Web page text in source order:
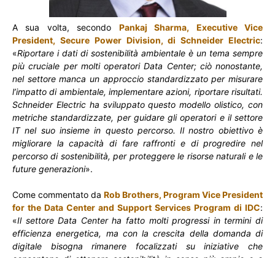
A sua volta, secondo Pankaj Sharma, Executive Vice
President, Secure Power Division, di Schneider Electric:
«Riportare i dati di sostenibilità ambientale è un tema sempre
più cruciale per molti operatori Data Center; ciò nonostante,
nel settore manca un approccio standardizzato per misurare
l’impatto di ambientale, implementare azioni, riportare risultati.
Schneider Electric ha sviluppato questo modello olistico, con
metriche standardizzate, per guidare gli operatori e il settore
IT nel suo insieme in questo percorso. Il nostro obiettivo è
migliorare la capacità di fare raffronti e di progredire nel
percorso di sostenibilità, per proteggere le risorse naturali e le
future generazioni».
Come commentato da Rob Brothers, Program Vice President
for the Data Center and Support Services Program di IDC:
«Il settore Data Center ha fatto molti progressi in termini di
efficienza energetica, ma con la crescita della domanda di
digitale bisogna rimanere focalizzati su iniziative che